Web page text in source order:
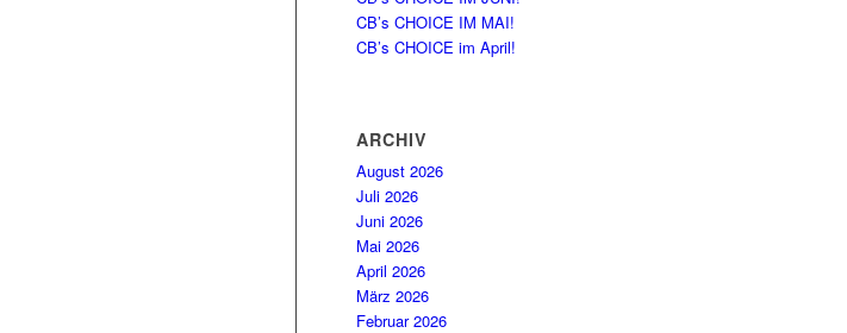
CB’s CHOICE IM MAI!
CB’s CHOICE im April!
ARCHIV
August 2026
Juli 2026
Juni 2026
Mai 2026
April 2026
März 2026
Februar 2026